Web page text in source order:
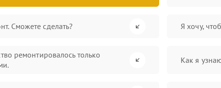
Сможете сделать? Я хочу,
ремонтировалось только
Как я